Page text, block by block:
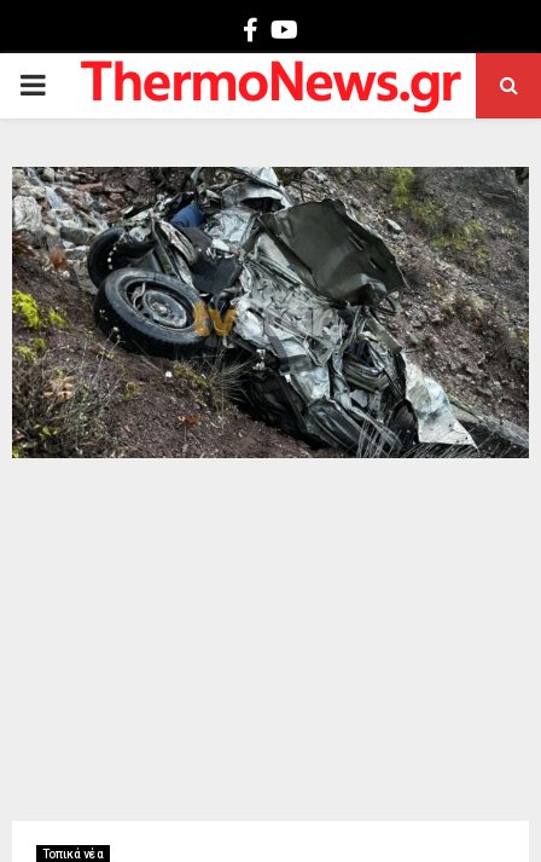
Facebook
PRIMARY
Τοπικά νέα